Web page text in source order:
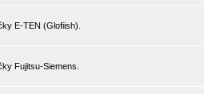
E-TEN (Glofiish).
Fujitsu-Siemens.